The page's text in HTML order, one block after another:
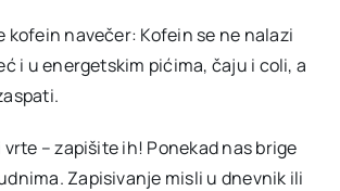
kofein navečer: Kofein se ne nalazi
i u energetskim pićima, čaju i coli, a
vrte – zapišite ih! Ponekad nas brige
Zapisivanje misli u dnevnik ili